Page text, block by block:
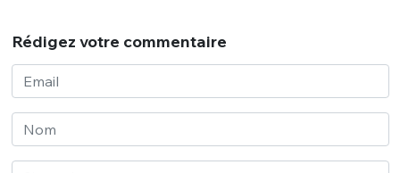
Rédigez votre commentaire